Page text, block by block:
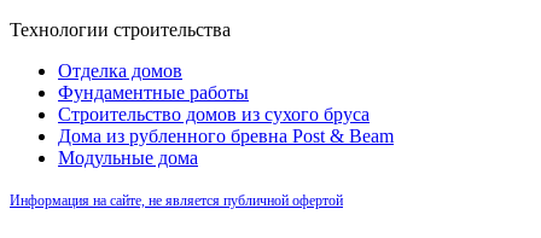
Технологии строительства
Отделка домов
Фундаментные работы
Строительство домов из сухого бруса
Дома из рубленного бревна Post & Beam
Модульные дома
Информация на сайте, не является публичной офертой